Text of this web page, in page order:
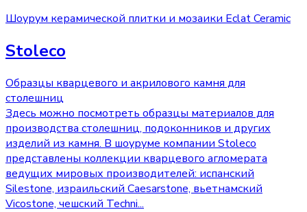
Шоурум керамической плитки и мозаики Eclat Ceramic
Stoleco
Образцы кварцевого и акрилового камня для
столешниц
Здесь можно посмотреть образцы материалов для
производства столешниц, подоконников и других
изделий из камня. В шоуруме компании Stoleco
представлены коллекции кварцевого агломерата
ведущих мировых производителей: испанский
Silestone, израильский Caesarstone, вьетнамский
Vicostone, чешский Techni...